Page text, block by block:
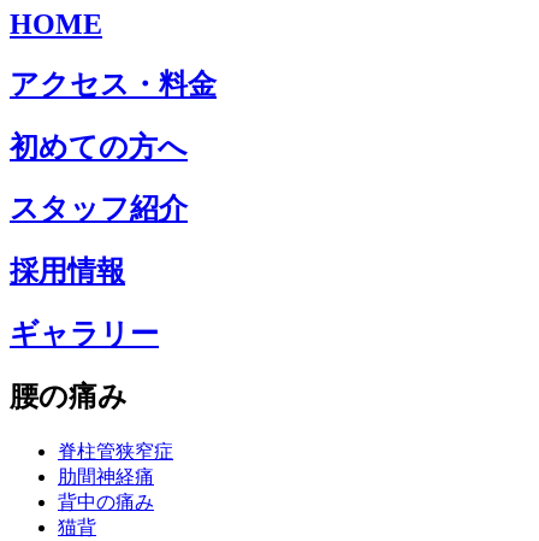
HOME
アクセス・料金
初めての方へ
スタッフ紹介
採用情報
ギャラリー
腰の痛み
脊柱管狭窄症
肋間神経痛
背中の痛み
猫背